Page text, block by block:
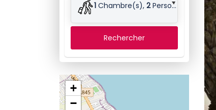
1Chambre(s), 2Personne(s)
Rechercher
+
−